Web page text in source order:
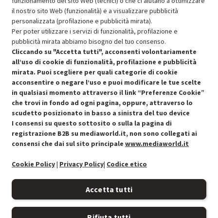
Aggiungi al carrello
OFFERTE IMPERDIBILI
Risparmio garantito rispetto al corrispondente prodotto nuovo.
Condizioni generali di vendita Recedere dal contratto qui
il nostro sito Web (funzionalità) e a visualizzare pubblicità
personalizzata (profilazione e pubblicità mirata).
Per poter utilizzare i servizi di funzionalità, profilazione e
pubblicità mirata abbiamo bisogno del tuo consenso.
Cliccando su "Accetta tutti", acconsenti volontariamente
all’uso di cookie di funzionalità, profilazione e pubblicità
mirata. Puoi scegliere per quali categorie di cookie
acconsentire o negare l’uso e puoi modificare le tue scelte
in qualsiasi momento attraverso il link “Preferenze Cookie”
che trovi in fondo ad ogni pagina, oppure, attraverso lo
scudetto posizionato in basso a sinistra del tuo device
I consensi su questo sottosito o sulla la pagina di
registrazione B2B su mediaworld.it, non sono collegati ai
consensi che dai sul sito principale www.mediaworld.it
Cookie Policy| Privacy Policy| Codice etico
Accetta tutti